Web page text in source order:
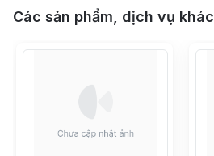
Các sản phẩm, dịch vụ khác